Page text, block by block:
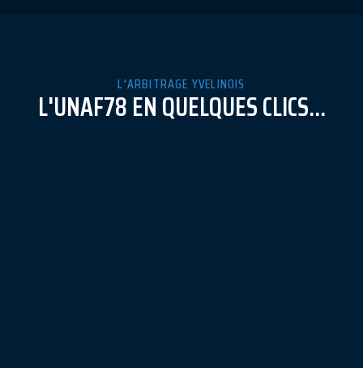
L'ARBITRAGE YVELINOIS
L'UNAF78 EN QUELQUES CLICS...